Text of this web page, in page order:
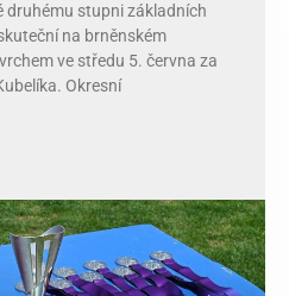
druhému stupni základních
na brněnském
ve středu 5. června za
Okresní